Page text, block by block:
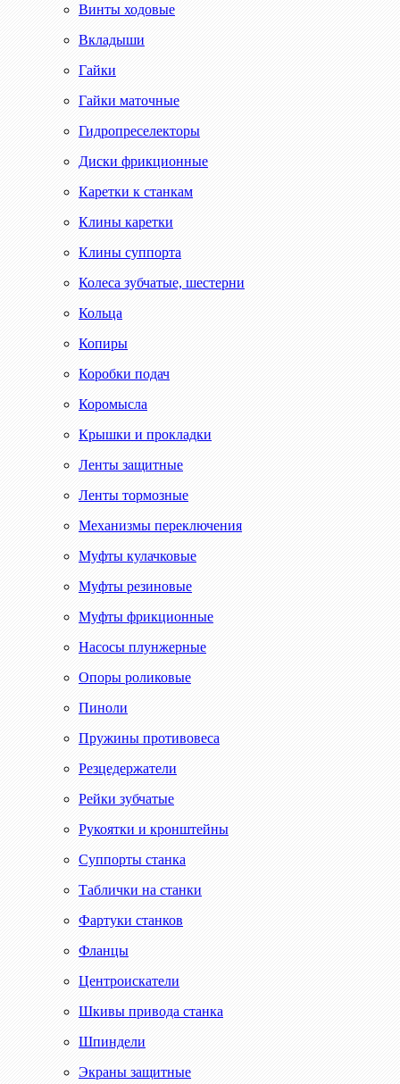
Винты ходовые
Вкладыши
Гайки
Гайки маточные
Гидропреселекторы
Диски фрикционные
Каретки к станкам
Клины каретки
Клины суппорта
Колеса зубчатые, шестерни
Кольца
Копиры
Коробки подач
Коромысла
Крышки и прокладки
Ленты защитные
Ленты тормозные
Механизмы переключения
Муфты кулачковые
Муфты резиновые
Муфты фрикционные
Насосы плунжерные
Опоры роликовые
Пиноли
Пружины противовеса
Резцедержатели
Рейки зубчатые
Рукоятки и кронштейны
Суппорты станка
Таблички на станки
Фартуки станков
Фланцы
Центроискатели
Шкивы привода станка
Шпиндели
Экраны защитные